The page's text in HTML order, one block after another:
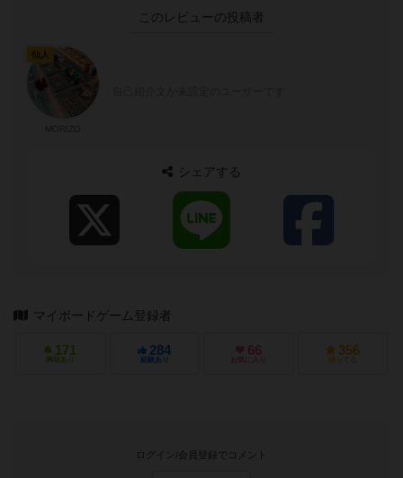
このレビューの投稿者
仙人
シェアする
マイボードゲーム登録者
171
興味あり
284
経験あり
66
お気に入り
356
持ってる
ログイン/会員登録でコメント